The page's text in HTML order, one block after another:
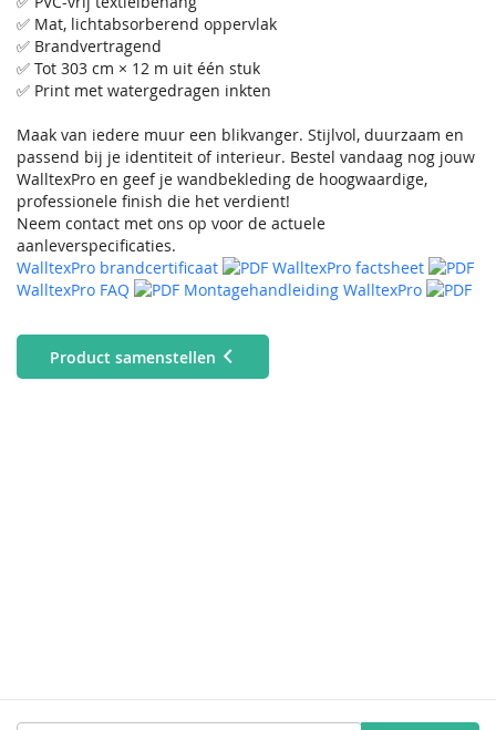
✅ Mat, lichtabsorberend oppervlak
✅ Brandvertragend
✅ Tot 303 cm × 12 m uit één stuk
✅ Print met watergedragen inkten
Maak van iedere muur een blikvanger. Stijlvol, duurzaam en
passend bij je identiteit of interieur. Bestel vandaag nog jouw
WalltexPro en geef je wandbekleding de hoogwaardige,
professionele finish die het verdient!
Neem contact met ons op voor de actuele
aanleverspecificaties.
WalltexPro brandcertificaat
WalltexPro factsheet
WalltexPro FAQ
Montagehandleiding WalltexPro
Product samenstellen